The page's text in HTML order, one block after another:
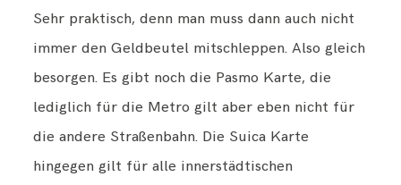
Sehr praktisch, denn man muss dann auch nicht
immer den Geldbeutel mitschleppen. Also gleich
besorgen. Es gibt noch die Pasmo Karte, die
lediglich für die Metro gilt aber eben nicht für
die andere Straßenbahn. Die Suica Karte
hingegen gilt für alle innerstädtischen